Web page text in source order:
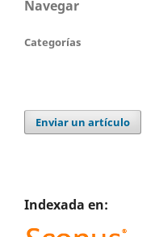
Navegar
Categorías
Enviar un artículo
Indexada en: